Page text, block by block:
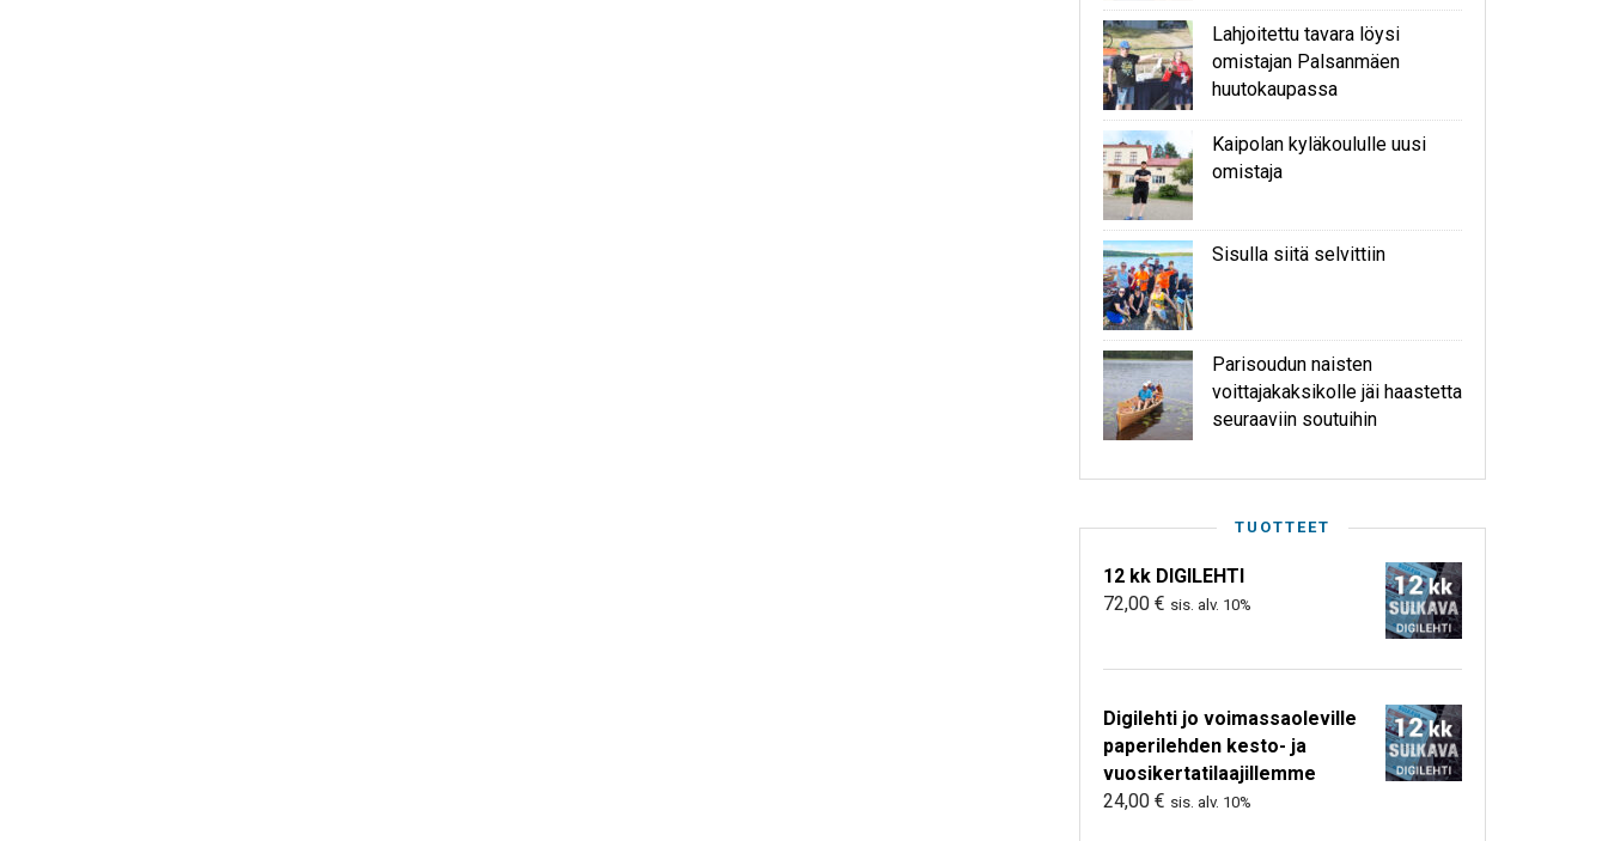
Lahjoitettu tavara löysi
omistajan Palsanmäen
huutokaupassa
Kaipolan kyläkoululle uusi
omistaja
Sisulla siitä selvittiin
Parisoudun naisten
voittajakaksikolle jäi haastetta
seuraaviin soutuihin
TUOTTEET
12 kk DIGILEHTI
72,00 € sis. alv. 10%
Digilehti jo voimassaoleville
paperilehden kesto- ja
vuosikertatilaajillemme
24,00 € sis. alv. 10%